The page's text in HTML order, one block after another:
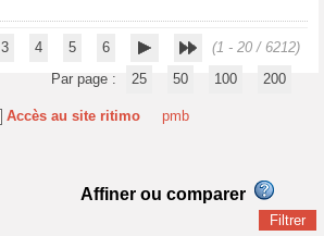
3 4 5 6
(1 - 20 / 6212)
Par page :
25 50 100 200
Accès au site ritimo pmb
Affiner ou comparer